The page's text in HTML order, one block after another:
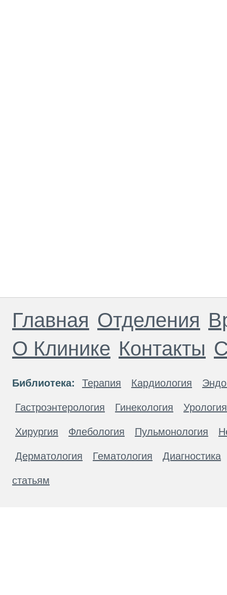
Главная Отделения
О Клинике Контакты
Библиотека: Терапия Кардиология
Гастроэнтерология Гинекология Урология
Хирургия Флебология Пульмонология
Дерматология Гематология Диагностика
статьям